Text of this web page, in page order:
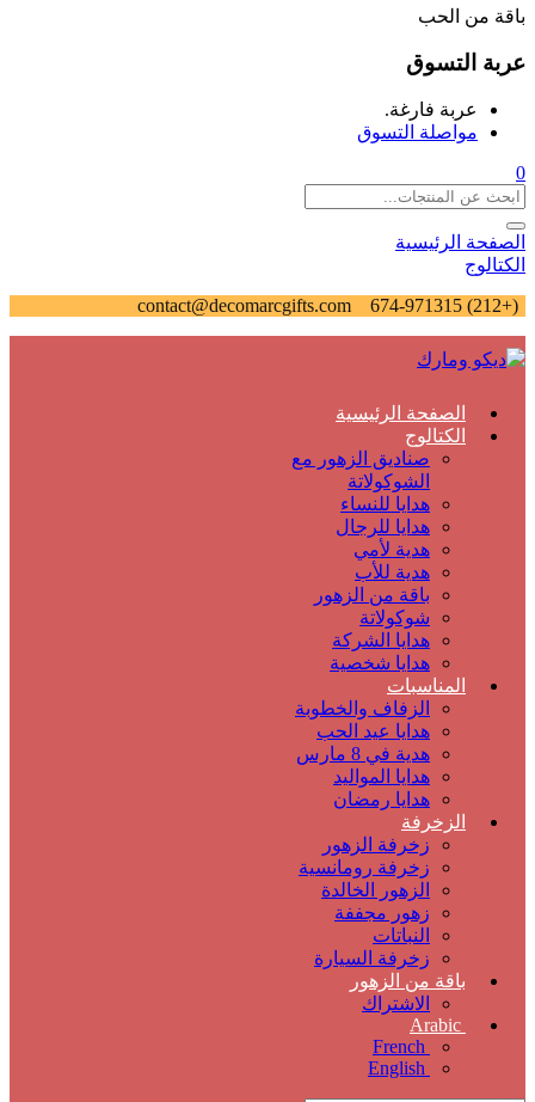
باقة من الحب
عربة التسوق
عربة فارغة.
مواصلة التسوق
0
الصفحة الرئيسية
الكتالوج
(+212) 674-971315
contact@decomarcgifts.com
الصفحة الرئيسية
الكتالوج
صناديق الزهور مع
الشوكولاتة
هدايا للنساء
هدايا للرجال
هدية لأمي
هدية للأب
باقة من الزهور
شوكولاتة
هدايا الشركة
هدايا شخصية
المناسبات
الزفاف والخطوبة
هدايا عيد الحب
هدية في 8 مارس
هدايا المواليد
هدايا رمضان
الزخرفة
زخرفة الزهور
زخرفة رومانسية
الزهور الخالدة
زهور مجففة
النباتات
زخرفة السيارة
باقة من الزهور
الاشتراك
Arabic
French
English